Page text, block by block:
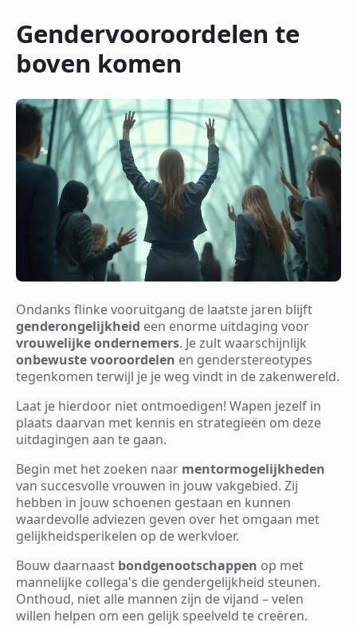
Gendervooroordelen te
boven komen
Ondanks flinke vooruitgang de laatste jaren blijft
genderongelijkheid een enorme uitdaging voor
vrouwelijke ondernemers. Je zult waarschijnlijk
onbewuste vooroordelen en genderstereotypes
tegenkomen terwijl je je weg vindt in de zakenwereld.
Laat je hierdoor niet ontmoedigen! Wapen jezelf in
plaats daarvan met kennis en strategieën om deze
uitdagingen aan te gaan.
Begin met het zoeken naar mentormogelijkheden
van succesvolle vrouwen in jouw vakgebied. Zij
hebben in jouw schoenen gestaan en kunnen
waardevolle adviezen geven over het omgaan met
gelijkheidsperikelen op de werkvloer.
Bouw daarnaast bondgenootschappen op met
mannelijke collega's die gendergelijkheid steunen.
Onthoud, niet alle mannen zijn de vijand – velen
willen helpen om een gelijk speelveld te creëren.